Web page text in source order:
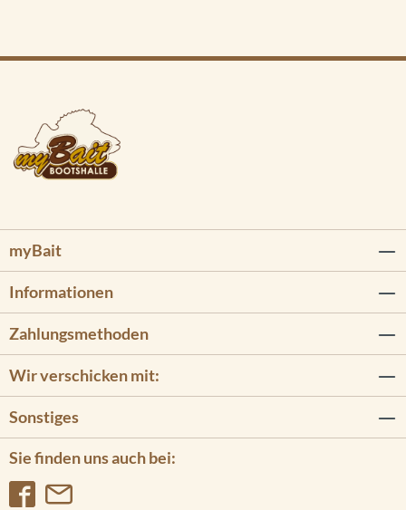
myBait
Informationen
Sie finden uns auch bei:
Zahlungsmethoden
Wir verschicken mit:
Sonstiges